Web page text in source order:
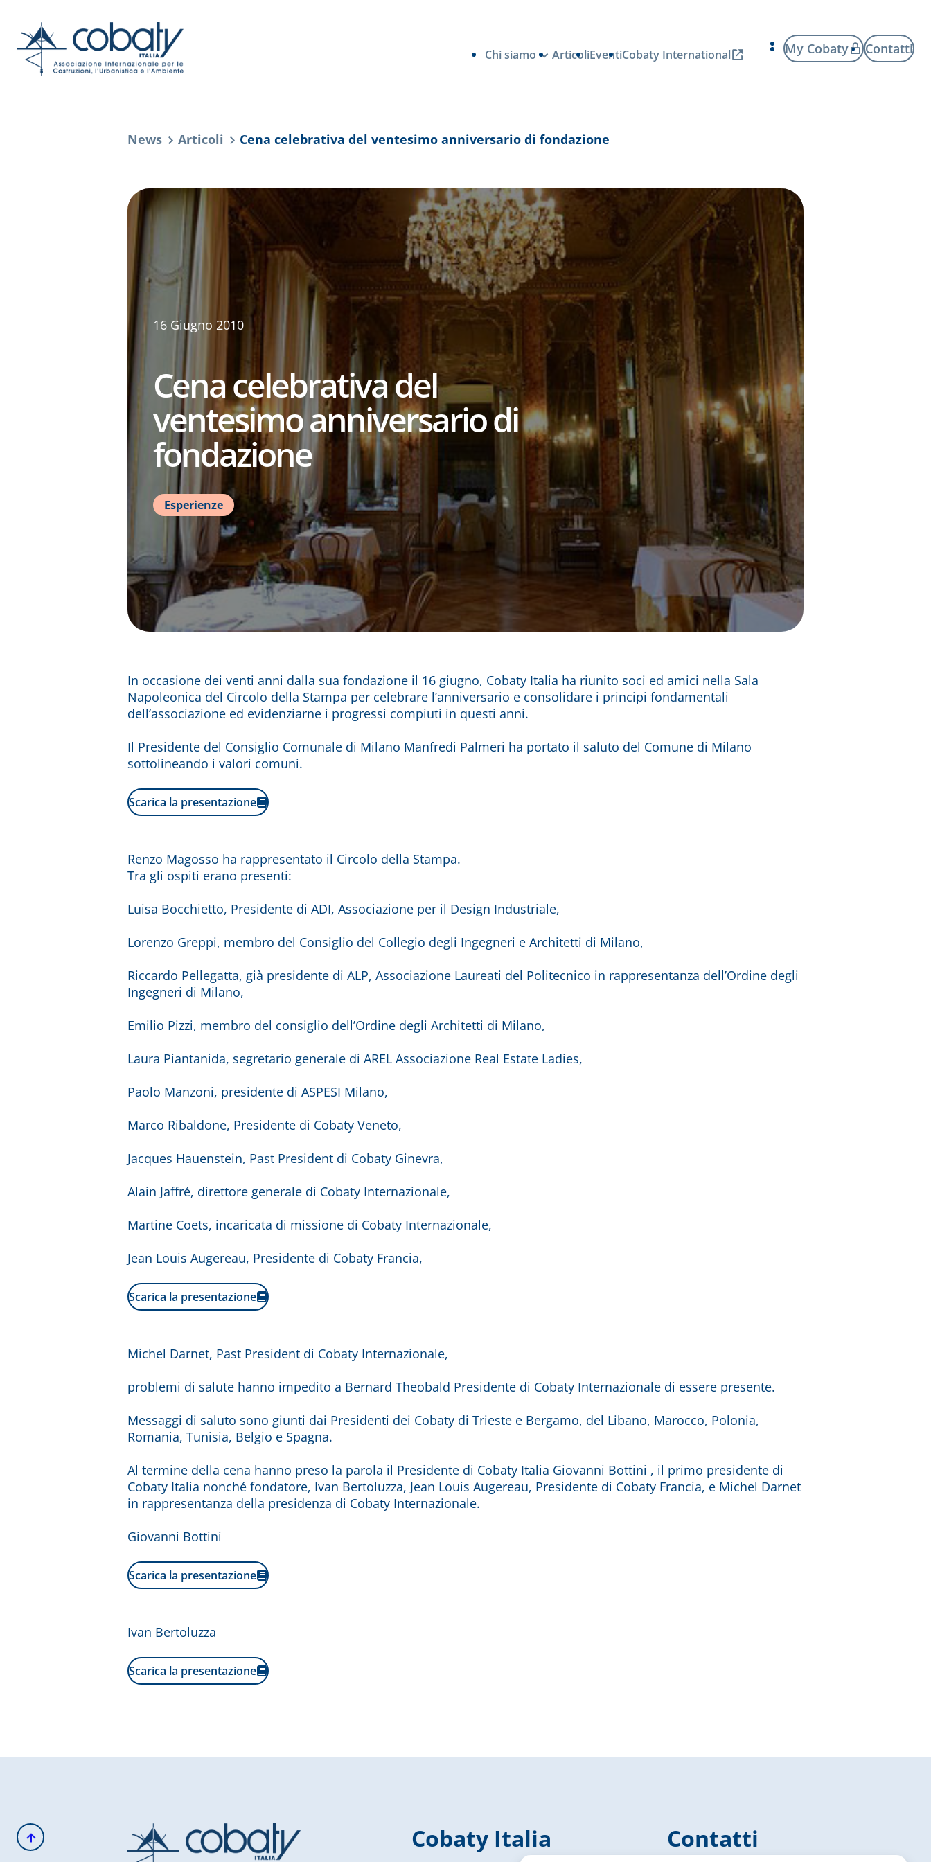
Chi siamo ArticoliEventiCobaty International My Cobaty Contatti
News Articoli Cena celebrativa del ventesimo anniversario di fondazione
16 Giugno 2010
Cena celebrativa del
ventesimo anniversario di
fondazione
Esperienze
In occasione dei venti anni dalla sua fondazione il 16 giugno, Cobaty Italia ha riunito soci ed amici nella Sala
Napoleonica del Circolo della Stampa per celebrare l’anniversario e consolidare i principi fondamentali
dell’associazione ed evidenziarne i progressi compiuti in questi anni.
Il Presidente del Consiglio Comunale di Milano Manfredi Palmeri ha portato il saluto del Comune di Milano
sottolineando i valori comuni.
Scarica la presentazione
Renzo Magosso ha rappresentato il Circolo della Stampa.
Tra gli ospiti erano presenti:
Luisa Bocchietto, Presidente di ADI, Associazione per il Design Industriale,
Lorenzo Greppi, membro del Consiglio del Collegio degli Ingegneri e Architetti di Milano,
Riccardo Pellegatta, già presidente di ALP, Associazione Laureati del Politecnico in rappresentanza dell’Ordine degli
Ingegneri di Milano,
Emilio Pizzi, membro del consiglio dell’Ordine degli Architetti di Milano,
Laura Piantanida, segretario generale di AREL Associazione Real Estate Ladies,
Paolo Manzoni, presidente di ASPESI Milano,
Marco Ribaldone, Presidente di Cobaty Veneto,
Jacques Hauenstein, Past President di Cobaty Ginevra,
Alain Jaffré, direttore generale di Cobaty Internazionale,
Martine Coets, incaricata di missione di Cobaty Internazionale,
Jean Louis Augereau, Presidente di Cobaty Francia,
Scarica la presentazione
Michel Darnet, Past President di Cobaty Internazionale,
problemi di salute hanno impedito a Bernard Theobald Presidente di Cobaty Internazionale di essere presente.
Messaggi di saluto sono giunti dai Presidenti dei Cobaty di Trieste e Bergamo, del Libano, Marocco, Polonia,
Romania, Tunisia, Belgio e Spagna.
Al termine della cena hanno preso la parola il Presidente di Cobaty Italia Giovanni Bottini , il primo presidente di
Cobaty Italia nonché fondatore, Ivan Bertoluzza, Jean Louis Augereau, Presidente di Cobaty Francia, e Michel Darnet
in rappresentanza della presidenza di Cobaty Internazionale.
Giovanni Bottini
Scarica la presentazione
Ivan Bertoluzza
Scarica la presentazione
Cobaty Italia Contatti